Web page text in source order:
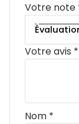
Votre note
Votre avis *
Nom *